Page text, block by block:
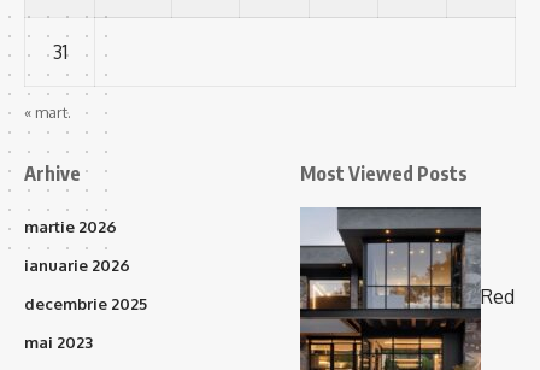
31
« mart.
Arhive
martie 2026
ianuarie 2026
decembrie 2025
mai 2023
Most Viewed Posts
Red